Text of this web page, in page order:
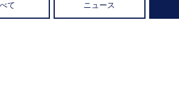
て ニュース